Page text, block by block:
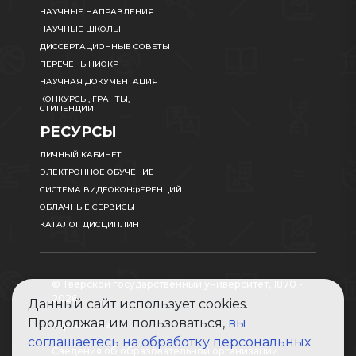
НАУЧНЫЕ НАПРАВЛЕНИЯ
НАУЧНЫЕ ШКОЛЫ
ДИССЕРТАЦИОННЫЕ СОВЕТЫ
ПЕРЕЧЕНЬ НИОКР
НАУЧНАЯ ДОКУМЕНТАЦИЯ
КОНКУРСЫ, ГРАНТЫ,
СТИПЕНДИИ
РЕСУРСЫ
ЛИЧНЫЙ КАБИНЕТ
ЭЛЕКТРОННОЕ ОБУЧЕНИЕ
СИСТЕМА ВИДЕОКОНФЕРЕНЦИЙ
ОБЛАЧНЫЕ СЕРВИСЫ
КАТАЛОГ ДИСЦИПЛИН
2026
Карта сайта
Сведения об образовательной организации
Данный сайт использует cookies.
Продолжая им пользоваться, вы
соглашаетесь на обработку персональных